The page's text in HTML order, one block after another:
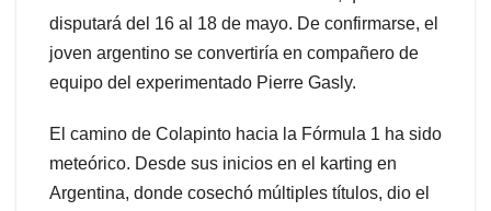
disputará del 16 al 18 de mayo. De confirmarse, el
joven argentino se convertiría en compañero de
equipo del experimentado Pierre Gasly.
El camino de Colapinto hacia la Fórmula 1 ha sido
meteórico. Desde sus inicios en el karting en
Argentina, donde cosechó múltiples títulos, dio el